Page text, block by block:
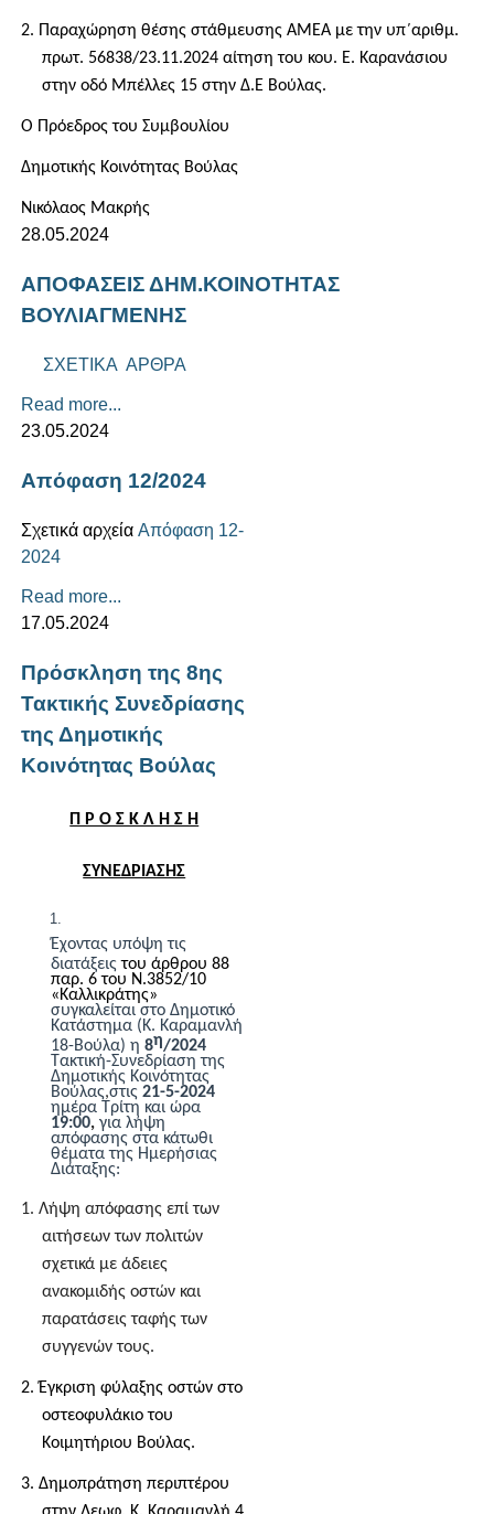
2. Παραχώρηση θέσης στάθμευσης ΑΜΕΑ με την υπ΄αριθμ.
πρωτ. 56838/23.11.2024 αίτηση του κου. Ε. Καρανάσιου
στην οδό Μπέλλες 15 στην Δ.Ε Βούλας.
Ο Πρόεδρος του Συμβουλίου
Δημοτικής Κοινότητας Βούλας
Νικόλαος Μακρής
28.05.2024
ΑΠΟΦΑΣΕΙΣ ΔΗΜ.ΚΟΙΝΟΤΗΤΑΣ
ΒΟΥΛΙΑΓΜΕΝΗΣ
ΣΧΕΤΙΚΑ ΑΡΘΡΑ
Read more...
23.05.2024
Απόφαση 12/2024
Σχετικά αρχείαΑπόφαση 12-
2024
Read more...
17.05.2024
Πρόσκληση της 8ης
Τακτικής Συνεδρίασης
της Δημοτικής
Κοινότητας Βούλας
Π Ρ Ο Σ Κ Λ Η Σ Η
ΣΥΝΕΔΡΙΑΣΗΣ
Έχοντας υπόψη τις
διατάξειςτου άρθρου 88
παρ. 6 του Ν.3852/10
«Καλλικράτης»
συγκαλείται στο Δημοτικό
Κατάστημα (Κ. Καραμανλή
18-Βούλα) η 8η/2024
Τακτική-Συνεδρίαση της
Δημοτικής Κοινότητας
Βούλας,στις 21-5-2024
ημέρα
Τρίτη και ώρα
19:00, για λήψη
απόφασης στα κάτωθι
θέματα της Ημερήσιας
Διάταξης:
1. Λήψη απόφασης επί των
αιτήσεων των πολιτών
σχετικά με άδειες
ανακομιδής οστών και
παρατάσεις ταφής των
συγγενών τους.
2.Έγκριση φύλαξης οστών στο
οστεοφυλάκιο του
Κοιμητήριου Βούλας.
3. Δημοπράτηση περιπτέρου